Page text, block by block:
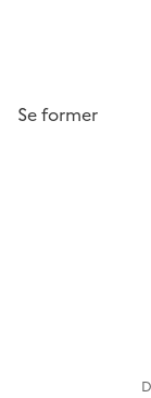
Se former